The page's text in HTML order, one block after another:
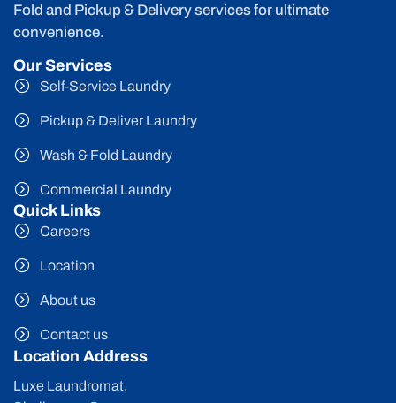
Fold and Pickup & Delivery services for ultimate
convenience.
Our Services
Self-Service Laundry
Pickup & Deliver Laundry
Wash & Fold Laundry
Commercial Laundry
Quick Links
Careers
Location
About us
Contact us
Location Address
Luxe Laundromat,